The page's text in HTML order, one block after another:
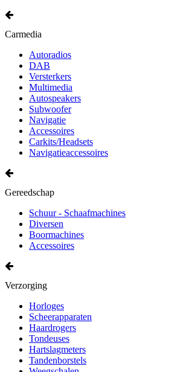
Carmedia
Autoradios
DAB
Versterkers
Multimedia
Autospeakers
Subwoofer
Navigatie
Accessoires
Carkits/Headsets
Navigatieaccessoires
Gereedschap
Schuur - Schaafmachines
Diversen
Boormachines
Accessoires
Verzorging
Horloges
Scheerapparaten
Haardrogers
Tondeuses
Hartslagmeters
Tandenborstels